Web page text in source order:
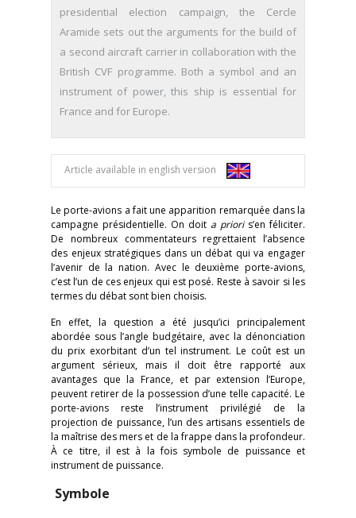
presidential election campaign, the Cercle
Aramide sets out the arguments for the build of
a second aircraft carrier in collaboration with the
British CVF programme. Both a symbol and an
instrument of power, this ship is essential for
France and for Europe.
Article available in english version
Le porte-avions a fait une apparition remarquée dans la
campagne présidentielle. On doit a prioris’en féliciter.
De nombreux commentateurs regrettaient l’absence
des enjeux stratégiques dans un débat qui va engager
l’avenir de la nation. Avec le deuxième porte-avions,
c’est l’un de ces enjeux qui est posé. Reste à savoir si les
termes du débat sont bien choisis.
En effet, la question a été jusqu’ici principalement
abordée sous l’angle budgétaire, avec la dénonciation
du prix exorbitant d’un tel instrument. Le coût est un
argument sérieux, mais il doit être rapporté aux
avantages que la France, et par extension l’Europe,
peuvent retirer de la possession d’une telle capacité. Le
porte-avions reste l’instrument privilégié de la
projection de puissance, l’un des artisans essentiels de
la maîtrise des mers et de la frappe dans la profondeur.
À ce titre, il est à la fois symbole de puissance et
instrument de puissance.
Symbole